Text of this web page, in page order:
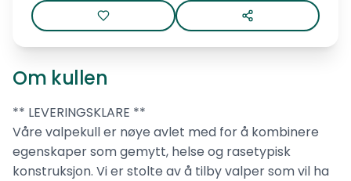
Om kullen
** LEVERINGSKLARE **
Våre valpekull er nøye avlet med for å kombinere
egenskaper som gemytt, helse og rasetypisk
konstruksjon. Vi er stolte av å tilby valper som vil ha